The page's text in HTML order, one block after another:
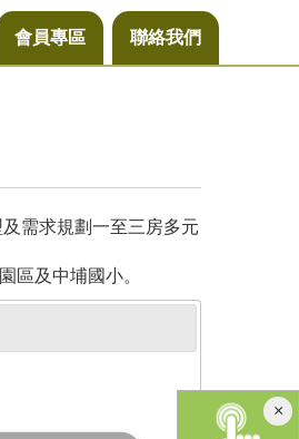
會員專區 聯絡我們
需求規劃一至三房多元
區及中埔國小。
×關
閉